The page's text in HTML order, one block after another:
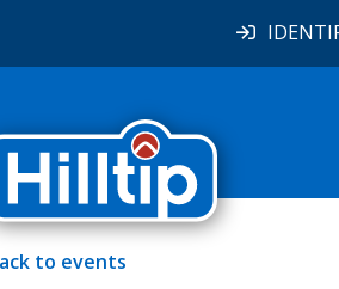
to events